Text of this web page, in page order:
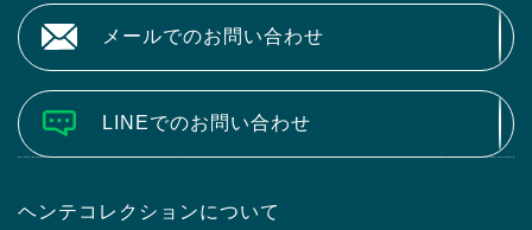
メールでのお問い合わせ
LINEでのお問い合わせ
ヘンテコレクションについて